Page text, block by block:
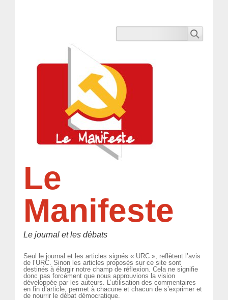
Le
Manifeste
Le journal et les débats
Seul le journal et les articles signés « URC », reflètent l’avis
de l’URC. Sinon les articles proposés sur ce site sont
destinés à élargir notre champ de réflexion. Cela ne signifie
donc pas forcément que nous approuvions la vision
développée par les auteurs. L’utilisation des commentaires
en fin d’article, permet à chacune et chacun de s’exprimer et
de nourrir le débat démocratique.